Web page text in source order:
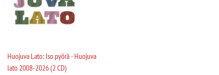
Huojuva Lato: Iso pyörä - Huojuva
lato 2008-2026 (2 CD)